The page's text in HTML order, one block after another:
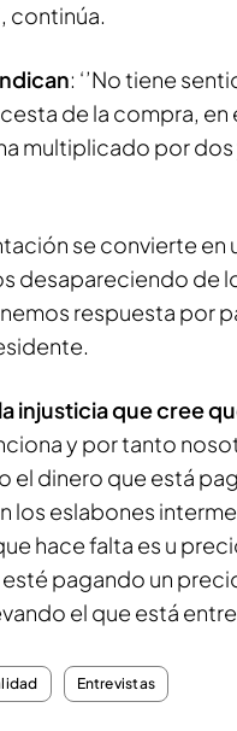
continúa.
: ‘’No tiene
de la compra, en
multiplicado por dos
se convierte
desapareciendo de
respuesta por
injusticia que cree
y por tanto
el dinero que está
los eslabones
hace falta es u
pagando un
el que está entre
Entrevistas